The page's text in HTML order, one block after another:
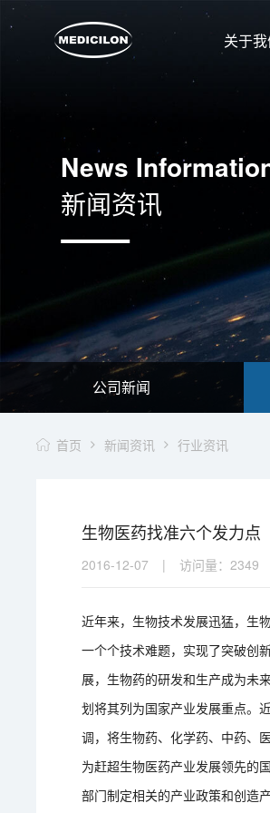
关于
News
新闻资讯
公司新闻
首页 新闻资讯 行业资讯
生物医药找准六个发力点
2016-12-07 | 访问量：2349
近年来，生物技术发展迅猛，生
一个个技术难题，实现了突破创
展，生物药的研发和生产成为未
划将其列为国家产业发展重点。
调，将生物药、化学药、中药、
为赶超生物医药产业发展领先的
部门制定相关的产业政策和创造